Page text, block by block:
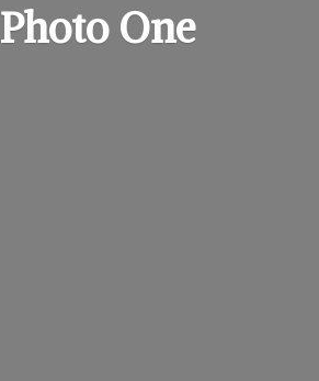
Photo One